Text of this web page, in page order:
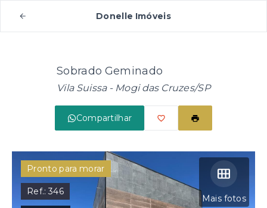
Donelle Imóveis
Sobrado Geminado
Vila Suissa - Mogi das Cruzes/SP
Compartilhar
Mais fotos
Pronto para morar
Ref.:346